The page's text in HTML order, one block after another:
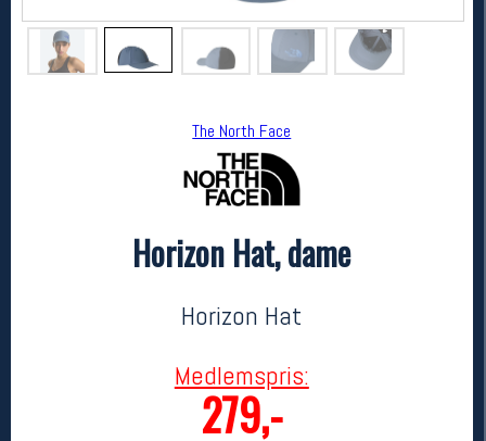
The North Face
Horizon Hat, dame
Horizon Hat
Medlemspris:
279,-
The North Face
399,- MEDLEM:279,-